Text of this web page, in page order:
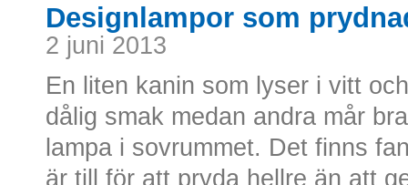
Designlampor som
2 juni 2013
En liten kanin som lyser i vitt
dålig smak medan andra mår
lampa i sovrummet. Det finns
är till för att pryda hellre än att